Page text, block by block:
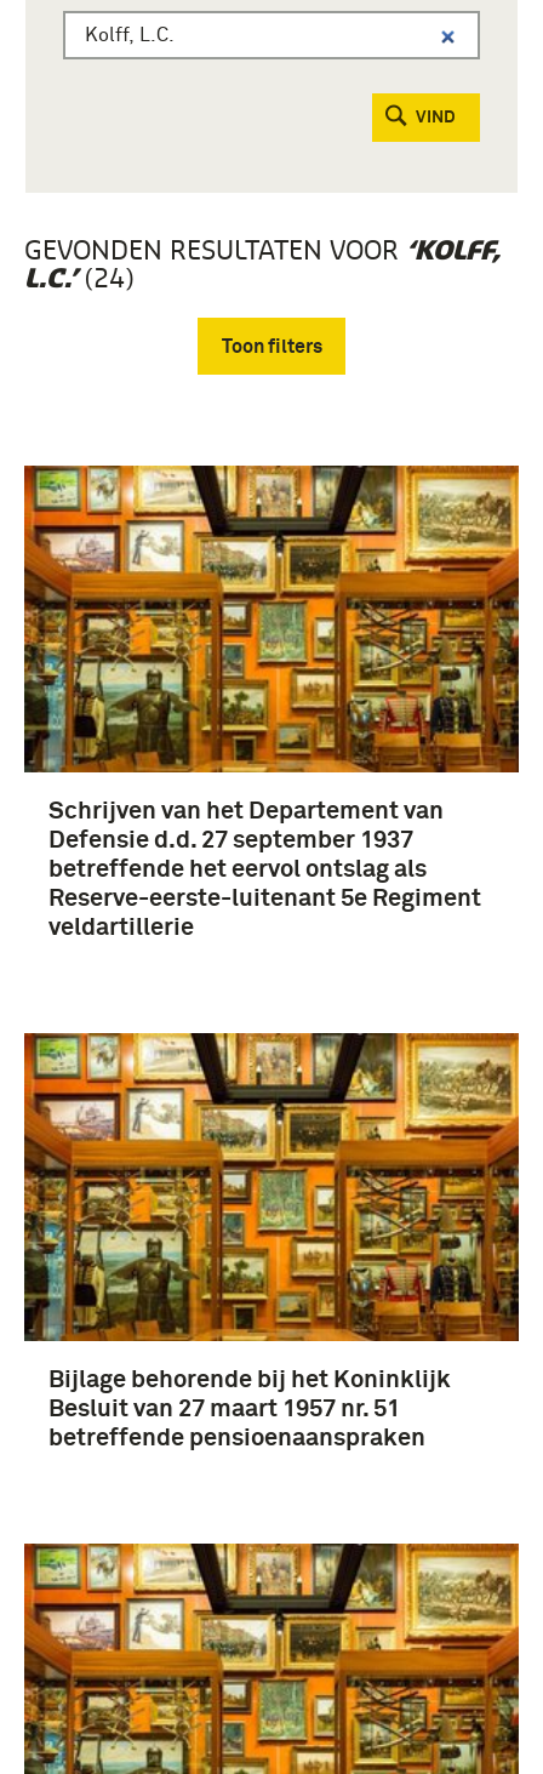
VIND
GEVONDEN RESULTATEN VOOR ‘KOLFF,
L.C.’(24)
Toon filters
Fotografisch materiaal (14)
Documenten (10)
Kolff, Louis Charles (12)
Kolff, L.C. (11)
artillerie (6)
Bergen op Zoom (3)
Schrijven van het Departement van
Defensie d.d. 27 september 1937
betreffende het eervol ontslag als
Reserve-eerste-luitenant 5e Regiment
veldartillerie
Bijlage behorende bij het Koninklijk
Besluit van 27 maart 1957 nr. 51
betreffende pensioenaanspraken